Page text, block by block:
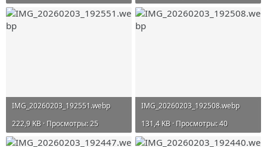
IMG_20260203_192551.webp
222,9 KB · Просмотры: 25
IMG_20260203_192508.webp
131,4 KB · Просмотры: 40